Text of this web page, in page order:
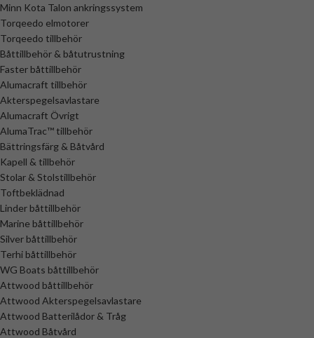
Minn Kota Talon ankringssystem
Torqeedo elmotorer
Torqeedo tillbehör
Båttillbehör & båtutrustning
Faster båttillbehör
Alumacraft tillbehör
Akterspegelsavlastare
Alumacraft Övrigt
AlumaTrac™ tillbehör
Bättringsfärg & Båtvård
Kapell & tillbehör
Stolar & Stolstillbehör
Toftbeklädnad
Linder båttillbehör
Marine båttillbehör
Silver båttillbehör
Terhi båttillbehör
WG Boats båttillbehör
Attwood båttillbehör
Attwood Akterspegelsavlastare
Attwood Batterilådor & Tråg
Attwood Båtvård